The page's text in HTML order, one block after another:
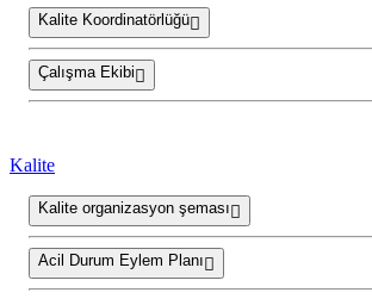
Kalite Koordinatörlüğü
Çalışma Ekibi
Kalite
Kalite organizasyon şeması
Acil Durum Eylem Planı